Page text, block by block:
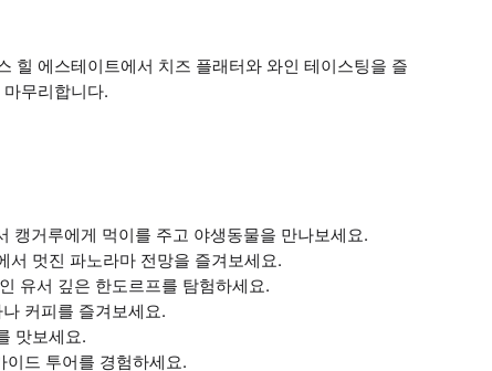
힐 에스테이트에서 치즈 플래터와 와인 테이스팅을 즐
무리합니다.
캥거루에게 먹이를 주고 야생동물을 만나보세요.
멋진 파노라마 전망을 즐겨보세요.
유서 깊은 한도르프를 탐험하세요.
커피를 즐겨보세요.
맛보세요.
드 투어를 경험하세요.